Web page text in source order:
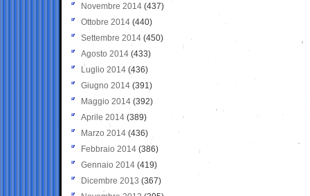
Novembre 2014 (437)
Ottobre 2014 (440)
Settembre 2014 (450)
Agosto 2014 (433)
Luglio 2014 (436)
Giugno 2014 (391)
Maggio 2014 (392)
Aprile 2014 (389)
Marzo 2014 (436)
Febbraio 2014 (386)
Gennaio 2014 (419)
Dicembre 2013 (367)